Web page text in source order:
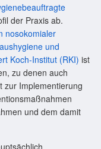
der Praxis ab.
nosokomialer
und
Koch-Institut (RKI) ist
zu denen auch
zur Implementierung
und dem damit